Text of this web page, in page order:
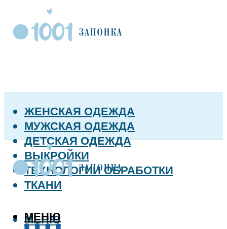
ЖЕНСКАЯ ОДЕЖДА
МУЖСКАЯ ОДЕЖДА
ДЕТСКАЯ ОДЕЖДА
ВЫКРОЙКИ
ТЕХНОЛОГИИ ОБРАБОТКИ
ТКАНИ
МЕНЮ
МЕНЮ